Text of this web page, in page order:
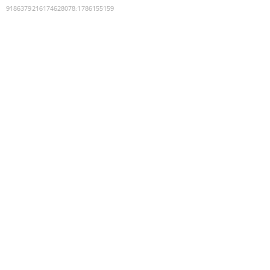
9186379216174628078:1786155159